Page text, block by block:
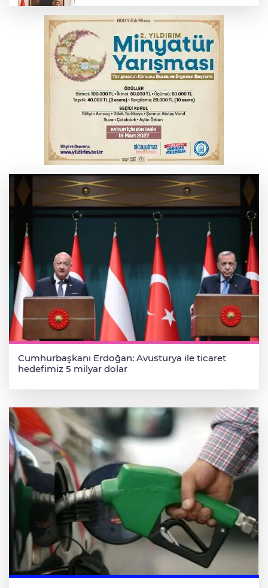
boynumuzun borcu
Bursa'da bisikletiyle çıktığı vadide
mahsur kaldı
YENİ Parti Genel Başkanı Özel: Bu yasaya
'evet' diyeceğiz
Cumhurbaşkanı Erdoğan'ın 32 yıl önceki
konuşması gün yüzüne çıktı
Cumhurbaşkanı Erdoğan: Avusturya ile ticaret
hedefimiz 5 milyar dolar